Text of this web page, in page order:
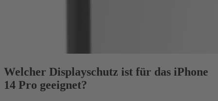
Welcher Displayschutz ist für das iPhone
14 Pro geeignet?